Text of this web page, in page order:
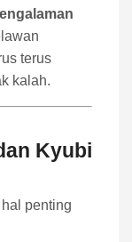
terus
kalah.
Kyubi
penting